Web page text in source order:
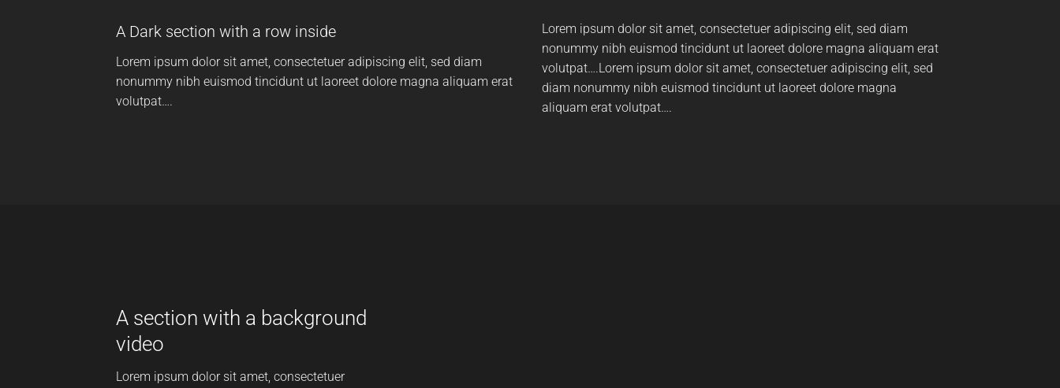
A Dark section with a row inside
Lorem ipsum dolor sit amet, consectetuer adipiscing elit, sed diam
nonummy nibh euismod tincidunt ut laoreet dolore magna aliquam erat
volutpat….
Lorem ipsum dolor sit amet, consectetuer adipiscing elit, sed diam
nonummy nibh euismod tincidunt ut laoreet dolore magna aliquam erat
volutpat….Lorem ipsum dolor sit amet, consectetuer adipiscing elit, sed
diam nonummy nibh euismod tincidunt ut laoreet dolore magna
aliquam erat volutpat….
A section with a background
video
Lorem ipsum dolor sit amet, consectetuer